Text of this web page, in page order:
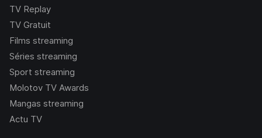
TV Replay
TV Gratuit
Films streaming
Séries streaming
Sport streaming
Molotov TV Awards
Mangas streaming
Actu TV